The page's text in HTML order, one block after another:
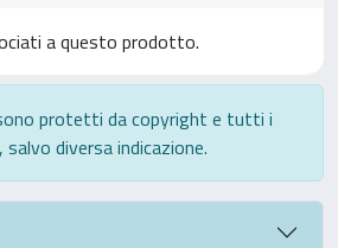
a questo prodotto.
protetti da copyright e tutti i
diversa indicazione.